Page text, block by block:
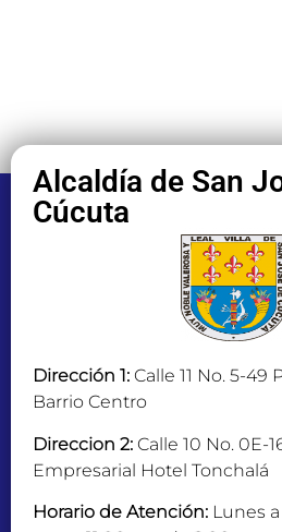
Alcaldía de San
Cúcuta
Dirección 1: Calle 11 No. 5-49
Barrio Centro
Direccion 2: Calle 10 No. 0E-
Empresarial Hotel Tonchalá
Horario de Atención: Lunes